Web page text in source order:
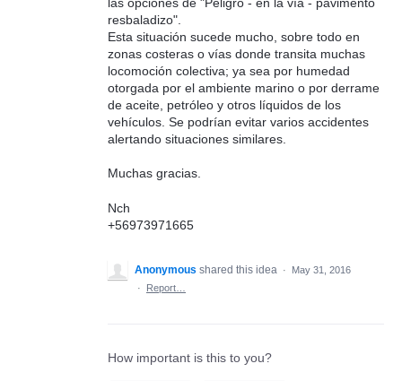
resbaladizo".
Esta situación sucede mucho, sobre todo en
zonas costeras o vías donde transita muchas
locomoción colectiva; ya sea por humedad
otorgada por el ambiente marino o por derrame
de aceite, petróleo y otros líquidos de los
vehículos. Se podrían evitar varios accidentes
alertando situaciones similares.
Muchas gracias.
Nch
+56973971665
Anonymous shared this idea ·
May 31, 2016
·
Report…
How important is this to you?